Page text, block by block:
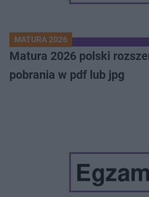
MATURA 2026
Matura 2026 polski
pobrania w pdf lub jpg